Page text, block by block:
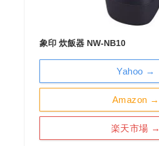
象印 炊飯器 NW-NB10
Amazon →
楽天市場 →
Yahoo →